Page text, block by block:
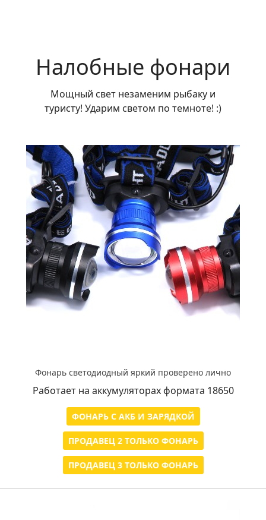
Налобные фонари
Мощный свет незаменим рыбаку и
туристу! Ударим светом по темноте! :)
Фонарь светодиодный яркий проверено лично
Работает на аккумуляторах формата 18650
ФОНАРЬ С АКБ И ЗАРЯДКОЙ
ПРОДАВЕЦ 2 ТОЛЬКО ФОНАРЬ
ПРОДАВЕЦ 3 ТОЛЬКО ФОНАРЬ